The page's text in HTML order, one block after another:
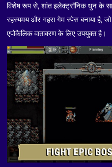
विशेष रूप से, शांत इलेक्ट्रॉनिक धुन के
रहस्यमय और गहरा गेम स्पेस बनाया है, जो
एपोकैलिक वातावरण के लिए उपयुक्त है।